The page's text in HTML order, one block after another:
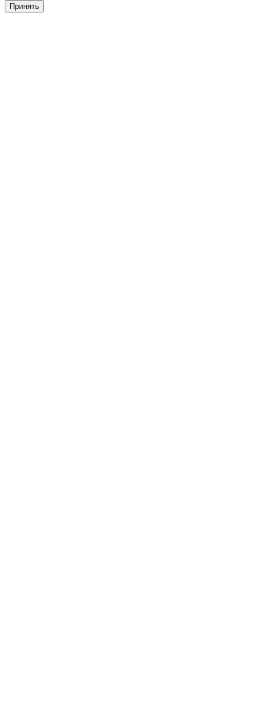
Принять